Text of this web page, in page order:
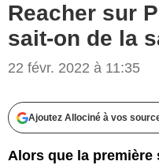
Reacher sur
sait-on de la
22 févr. 2022 à 11:35
Ajoutez Allociné à vos
Alors que la première